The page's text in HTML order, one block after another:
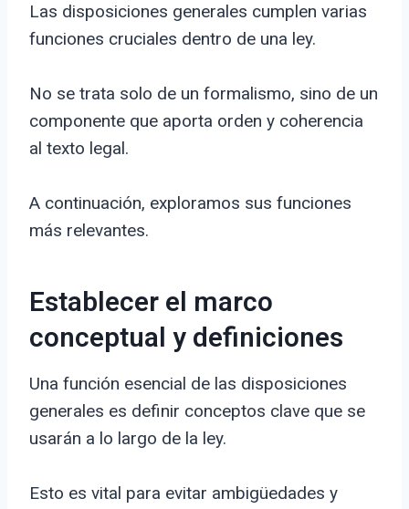
Las disposiciones generales cumplen varias
funciones cruciales dentro de una ley.
No se trata solo de un formalismo, sino de un
componente que aporta orden y coherencia
al texto legal.
A continuación, exploramos sus funciones
más relevantes.
Establecer el marco
conceptual y definiciones
Una función esencial de las disposiciones
generales es definir conceptos clave que se
usarán a lo largo de la ley.
Esto es vital para evitar ambigüedades y